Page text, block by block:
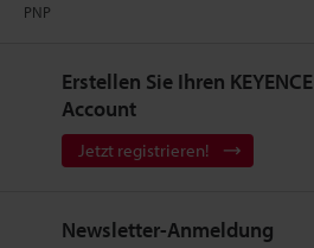
PNP
Erstellen Sie Ihren KEYENCE
Account
Jetzt registrieren!
Newsletter-Anmeldung